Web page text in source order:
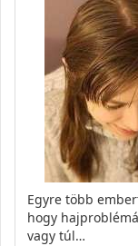
Egyre több
hogy
vagy túl…